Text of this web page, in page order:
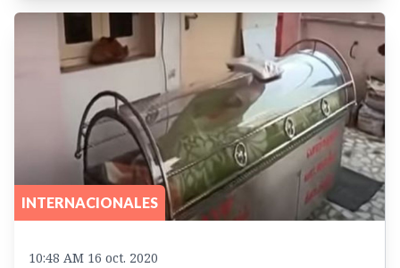
INTERNACIONALES
10:48 AM 16 oct. 2020